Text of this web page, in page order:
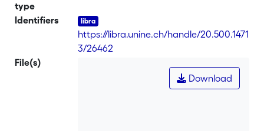
critère de l'influence décisive peut être
retenu comme critère illustrant
l'évolution du rapport de subordination
type
Identifiers
https://libra.unine.ch/handle/20.500.1471
3/26462
File(s)
Download